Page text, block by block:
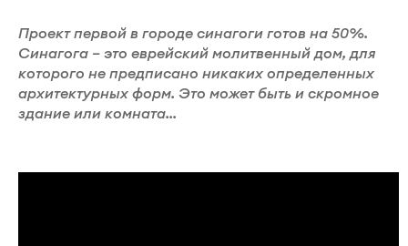
Проект первой в городе синагоги готов на 50%.
Синагога – это еврейский молитвенный дом, для
которого не предписано никаких определенных
архитектурных форм. Это может быть и скромное
здание или комната...